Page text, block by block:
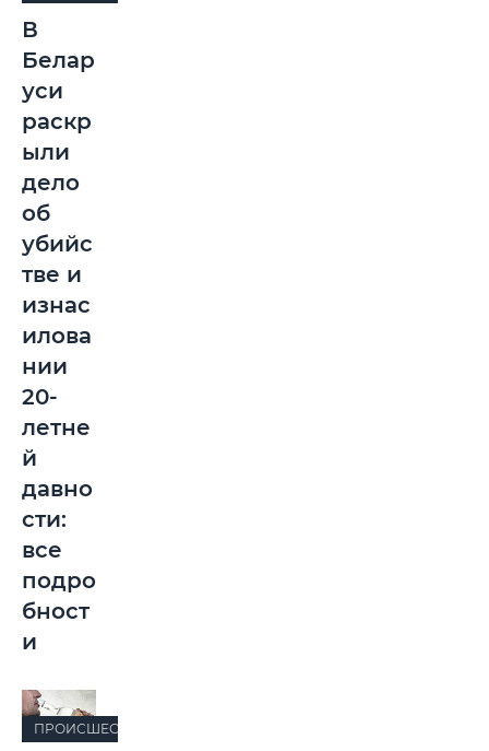
В
Белар
уси
раскр
ыли
дело
об
убийс
тве и
изнас
илова
нии
20-
летне
й
давно
сти:
все
подро
бност
и
ПРОИСШЕСТВИЯ